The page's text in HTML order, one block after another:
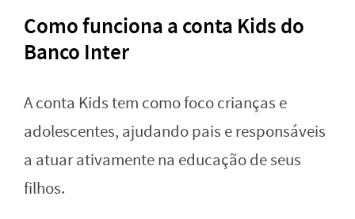
Como funciona a conta Kids do
Banco Inter
A conta Kids tem como foco crianças e
adolescentes, ajudando pais e responsáveis
a atuar ativamente na educação de seus
filhos.